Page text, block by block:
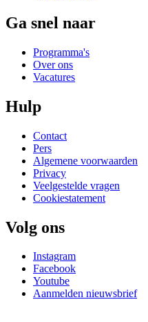
Ga snel naar
Programma's
Over ons
Vacatures
Hulp
Contact
Pers
Algemene voorwaarden
Privacy
Veelgestelde vragen
Cookiestatement
Volg ons
Instagram
Facebook
Youtube
Aanmelden nieuwsbrief